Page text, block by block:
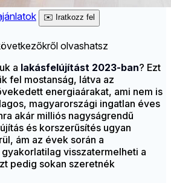
✉️ Iratkozz fel
olvashatsz
a lakásfelújítást 2023-ban? Ezt
fel mostanság, látva az
energiaárakat, ami nem is
magyarországi ingatlan éves
akár milliós nagyságrendű
és korszerűsítés ugyan
ám az évek során a
visszatermelheti a
pedig sokan szeretnék